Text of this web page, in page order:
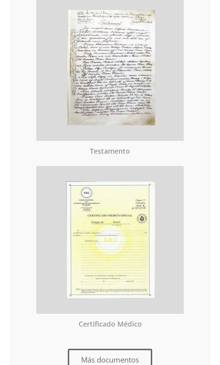
Testamento
Certificado Médico
Más documentos